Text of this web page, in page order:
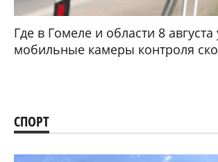
Где в Гомеле и области 8
мобильные камеры контроля
СПОРТ